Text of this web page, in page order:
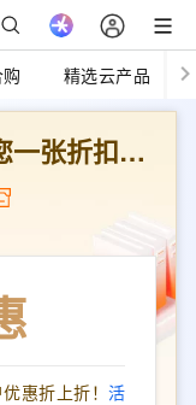
精选云产品
赠送您一张折扣优惠券
惠折上折！ 活